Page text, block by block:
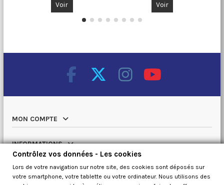
Voir Voir
MON COMPTE
INFORMATIONS
NOTRE CATALOGUE
Contrôlez vos données - Les cookies
Lors de votre navigation sur notre site, des cookies sont déposés sur
votre smartphone, votre tablette ou votre ordinateur. Nous utilisons des